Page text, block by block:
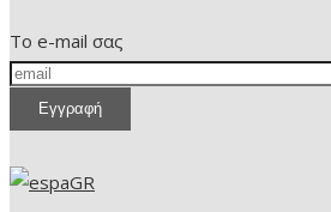
Το e-mail σας